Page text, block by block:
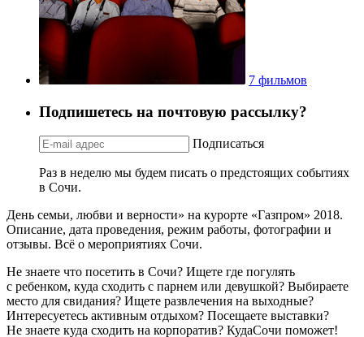
7 фильмов
Подпишетесь на почтовую рассылку?
Подписаться
Раз в неделю мы будем писать о предстоящих событиях
в Сочи.
День семьи, любви и верности» на курорте «Газпром» 2018.
Описание, дата проведения, режим работы, фотографии и
отзывы. Всё о мероприятиях Сочи.
Не знаете что посетить в Сочи? Ищете где погулять
с ребенком, куда сходить с парнем или девушкой? Выбираете
место для свидания? Ищете развлечения на выходные?
Интересуетесь активным отдыхом? Посещаете выставки?
Не знаете куда сходить на корпоратив? КудаСочи поможет!